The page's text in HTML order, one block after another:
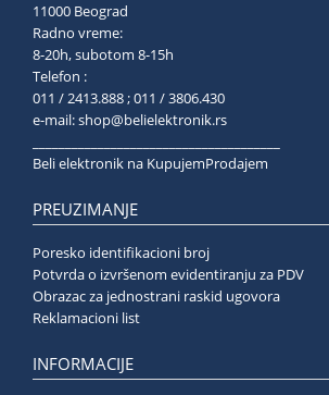
11000 Beograd
Radno vreme:
8-20h, subotom 8-15h
Telefon :
011 / 2413.888 ; 011 / 3806.430
e-mail:shop@belielektronik.rs
Beli elektronik na KupujemProdajem
PREUZIMANJE
Poresko identifikacioni broj
Potvrda o izvršenom evidentiranju za PDV
Obrazac za jednostrani raskid ugovora
Reklamacioni list
INFORMACIJE